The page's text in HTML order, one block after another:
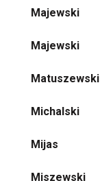
Majewski
Majewski
Matuszewski
Michalski
Mijas
Miszewski